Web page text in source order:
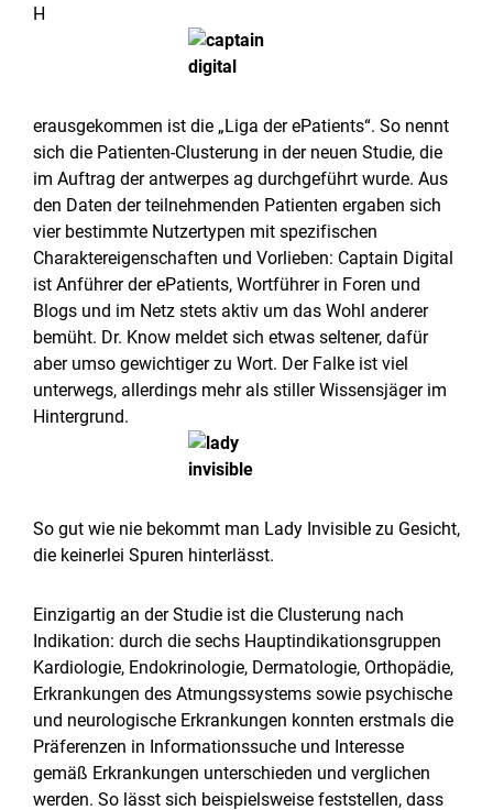
H
erausgekommen ist die „Liga der ePatients“. So nennt
sich die Patienten-Clusterung in der neuen Studie, die
im Auftrag der antwerpes ag durchgeführt wurde. Aus
den Daten der teilnehmenden Patienten ergaben sich
vier bestimmte Nutzertypen mit spezifischen
Charaktereigenschaften und Vorlieben: Captain Digital
ist Anführer der ePatients, Wortführer in Foren und
Blogs und im Netz stets aktiv um das Wohl anderer
bemüht. Dr. Know meldet sich etwas seltener, dafür
aber umso gewichtiger zu Wort. Der Falke ist viel
unterwegs, allerdings mehr als stiller Wissensjäger im
Hintergrund.
So gut wie nie bekommt man Lady Invisible zu Gesicht,
die keinerlei Spuren hinterlässt.
Einzigartig an der Studie ist die Clusterung nach
Indikation: durch die sechs Hauptindikationsgruppen
Kardiologie, Endokrinologie, Dermatologie, Orthopädie,
Erkrankungen des Atmungssystems sowie psychische
und neurologische Erkrankungen konnten erstmals die
Präferenzen in Informationssuche und Interesse
gemäß Erkrankungen unterschieden und verglichen
werden. So lässt sich beispielsweise feststellen, dass